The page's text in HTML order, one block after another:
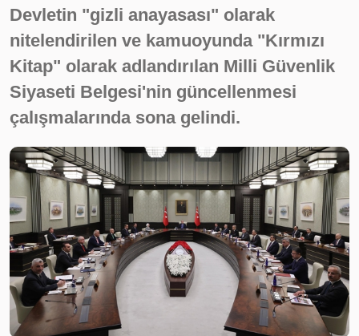
Devletin "gizli anayasası" olarak
nitelendirilen ve kamuoyunda "Kırmızı
Kitap" olarak adlandırılan Milli Güvenlik
Siyaseti Belgesi'nin güncellenmesi
çalışmalarında sona gelindi.